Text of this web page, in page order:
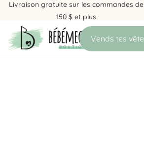
Livraison gratuite sur les commandes de
150 $ et plus